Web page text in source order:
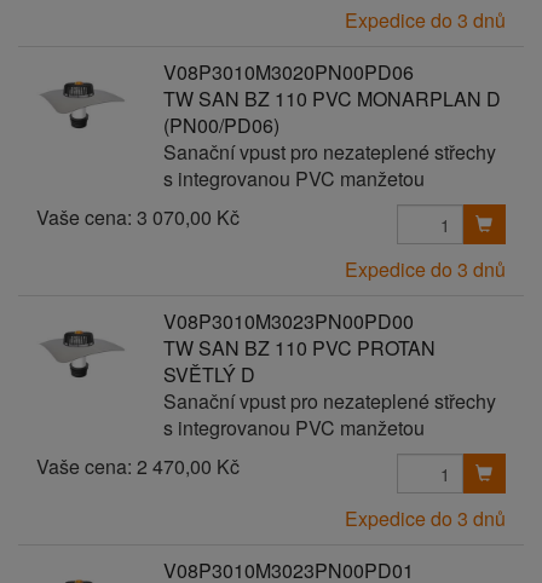
Expedice do 3 dnů
V08P3010M3020PN00PD06
TW SAN BZ 110 PVC MONARPLAN D
(PN00/PD06)
Sanační vpust pro nezateplené střechy
s integrovanou PVC manžetou
Vaše cena: 3 070,00 Kč
Expedice do 3 dnů
V08P3010M3023PN00PD00
TW SAN BZ 110 PVC PROTAN
SVĚTLÝ D
Sanační vpust pro nezateplené střechy
s integrovanou PVC manžetou
Vaše cena: 2 470,00 Kč
Expedice do 3 dnů
V08P3010M3023PN00PD01